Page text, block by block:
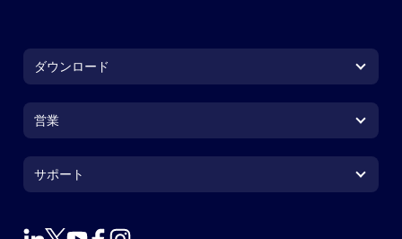
ダウンロード
Zoom RoomsアプリZoom Roomsアプリ
Zoom Roomsコントローラ
Outlookプラグイン
営業
営業担当にお問い合わせ
サポート
サポート